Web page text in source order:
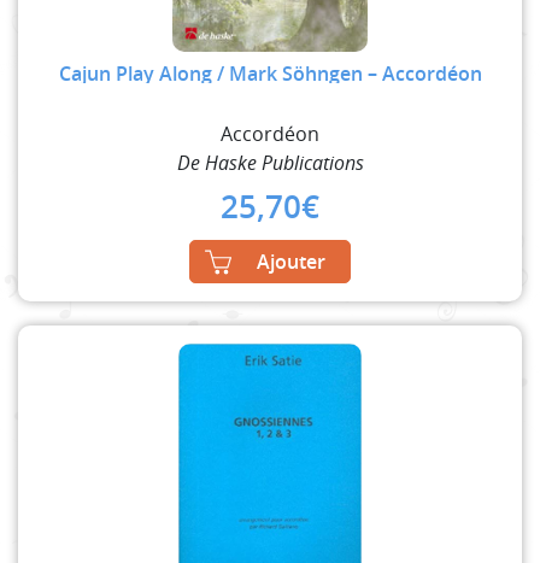
Cajun Play Along / Mark Söhngen – Accordéon
Accordéon
De Haske Publications
25,70€
Ajouter